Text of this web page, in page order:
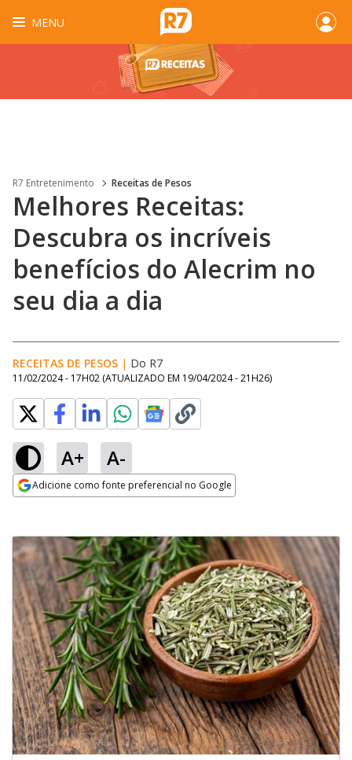
MENU
R7 Entretenimento Receitas de Pesos
Melhores Receitas:
Descubra os incríveis
benefícios do Alecrim no
seu dia a dia
RECEITAS DE PESOS | Do R7
11/02/2024 - 17H02 (ATUALIZADO EM 19/04/2024 - 21H26)
A+ A-
Adicione como fonte preferencial no Google